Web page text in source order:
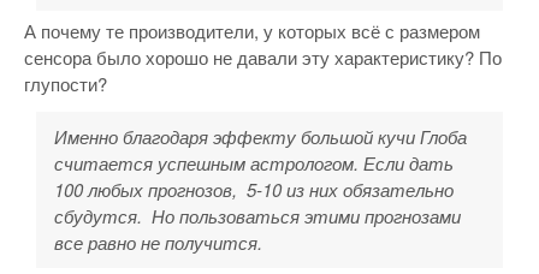
А почему те производители, у которых всё с размером
сенсора было хорошо не давали эту характеристику? По
глупости?
Именно благодаря эффекту большой кучи Глоба
считается успешным астрологом. Если дать
100 любых прогнозов, 5-10 из них обязательно
сбудутся. Но пользоваться этими прогнозами
все равно не получится.